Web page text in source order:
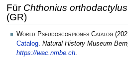
Navigation
springen
Suche
springen
Für Chthonius orthodactylus
(GR)
World Pseudoscorpiones Catalog
Catalog. Natural History Museum
https://wac.nmbe.ch.